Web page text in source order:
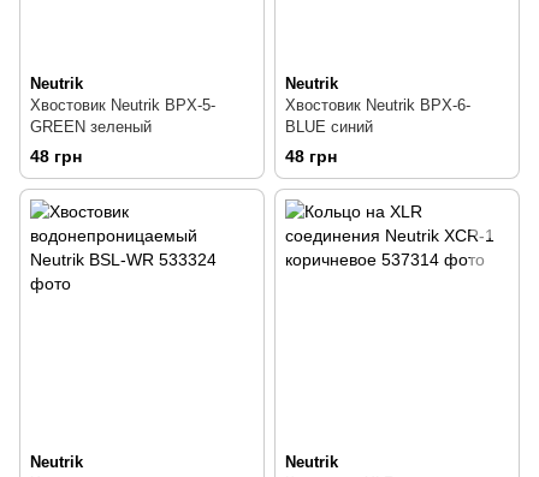
Neutrik
Хвостовик Neutrik BPX-5-
GREEN зеленый
48 грн
Neutrik
Хвостовик Neutrik BPX-6-
BLUE синий
48 грн
Neutrik
Neutrik